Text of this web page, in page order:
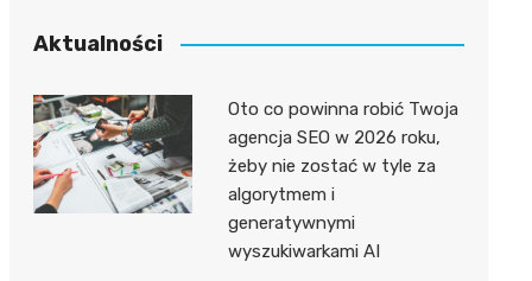
Aktualności
Oto co powinna robić Twoja
agencja SEO w 2026 roku,
żeby nie zostać w tyle za
algorytmem i
generatywnymi
wyszukiwarkami AI